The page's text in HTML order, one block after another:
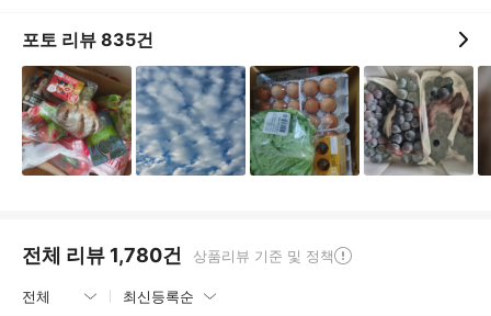
포토 리뷰 835건
전체 리뷰 1,780건 상품리뷰 기준 및 정책